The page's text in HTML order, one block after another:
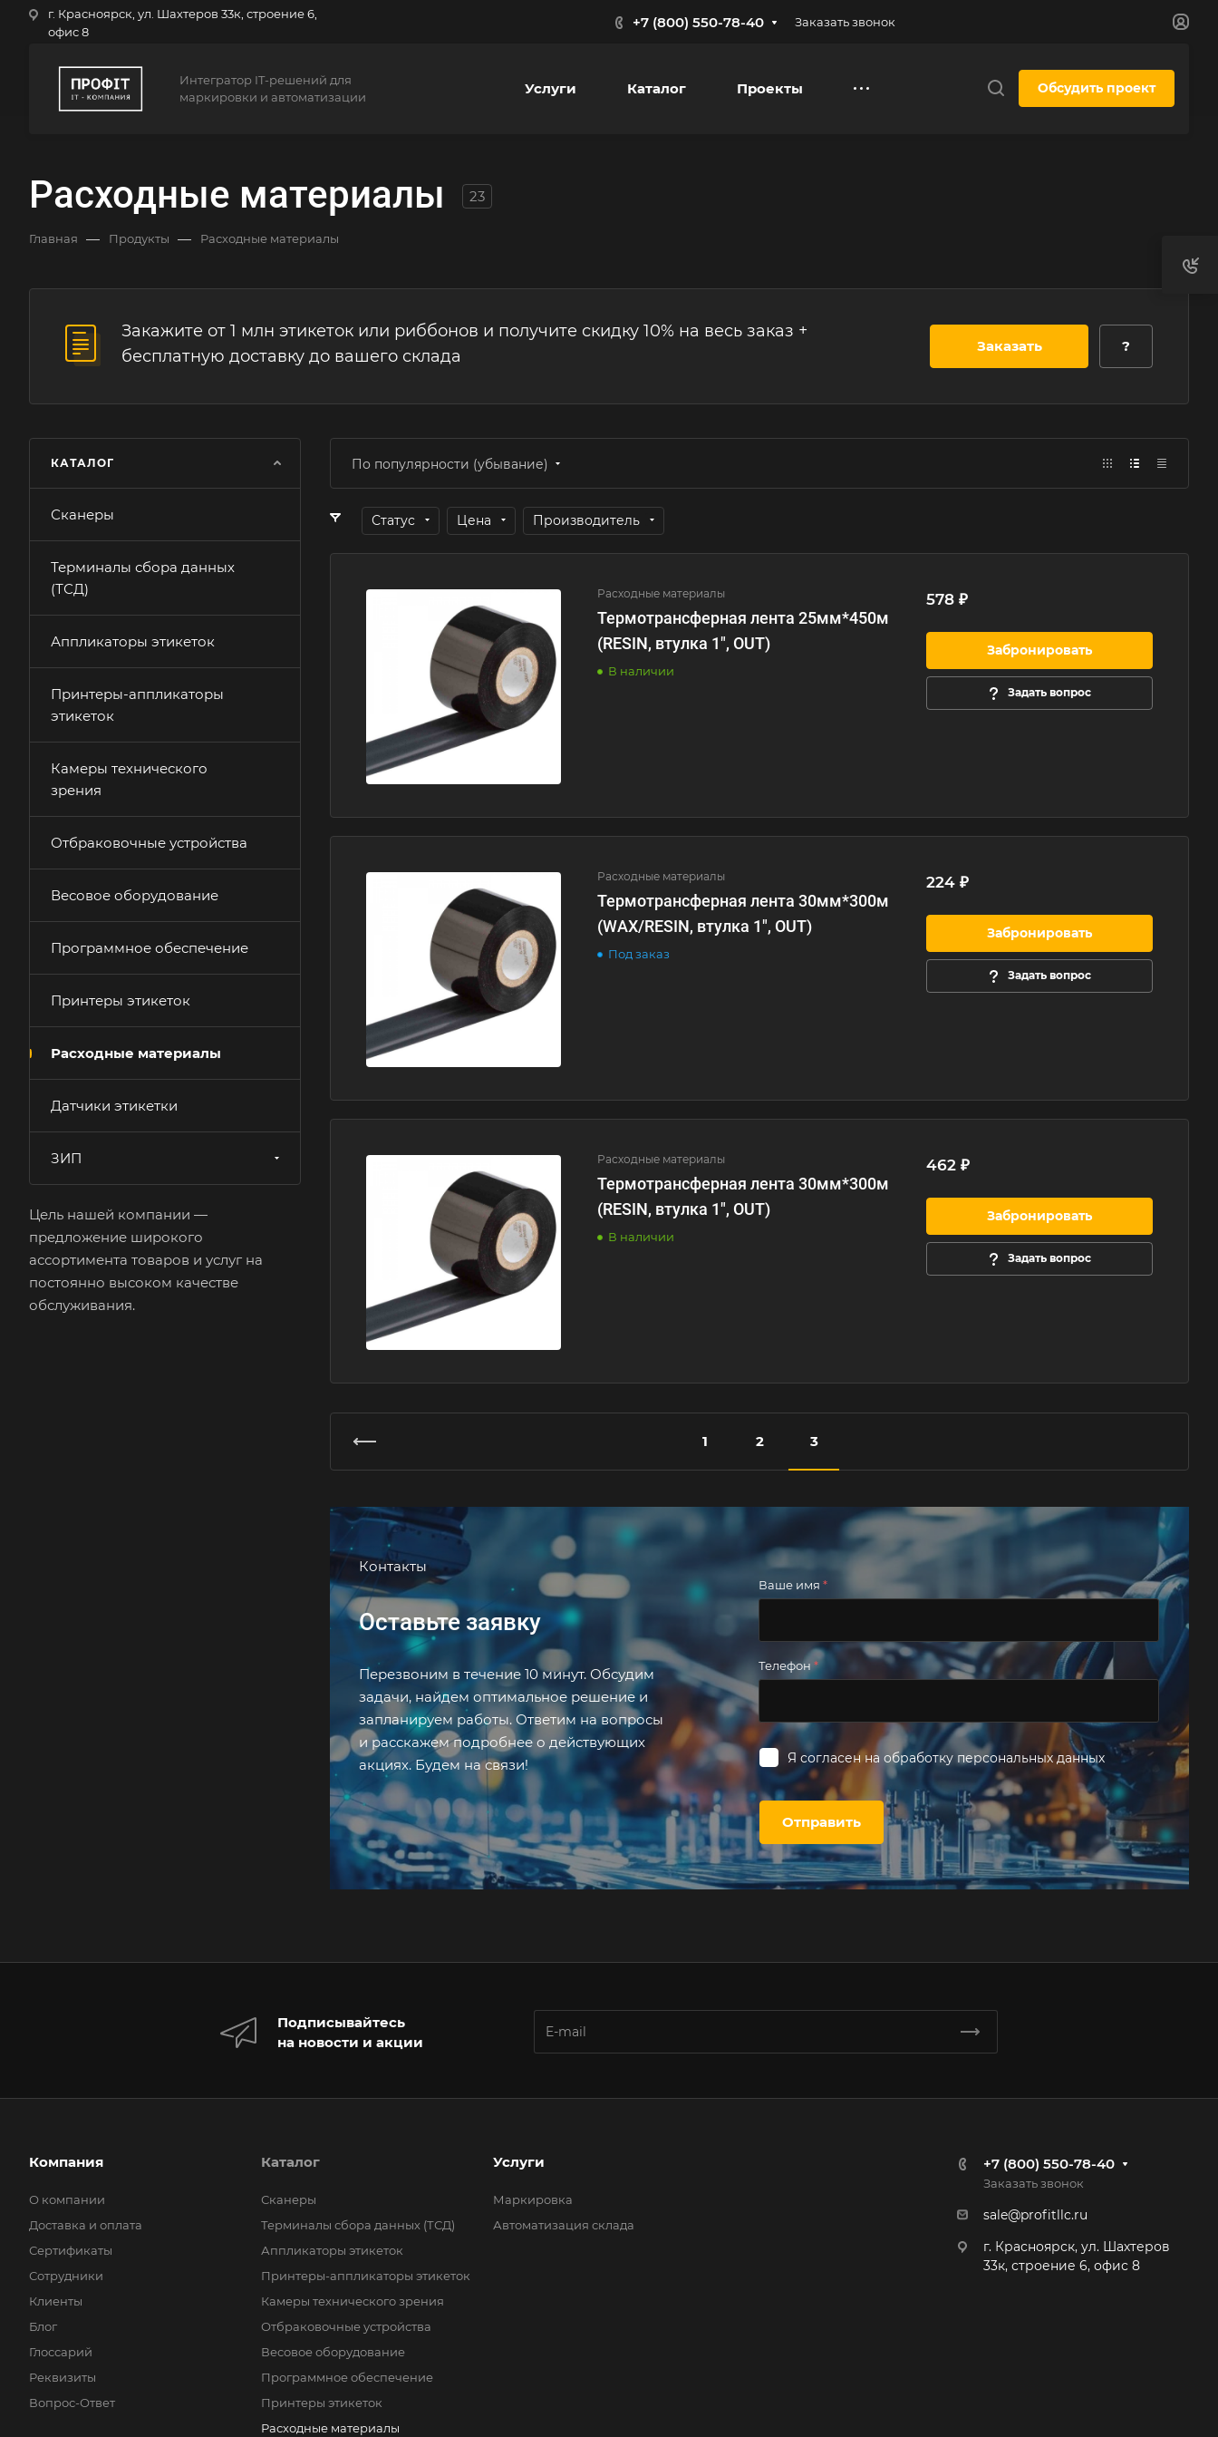
г. Красноярск, ул. Шахтеров 33к, строение 6,
офис 8
+7 (800) 550-78-40 Заказать звонок
Интегратор IT-решений для
маркировки и автоматизации
Услуги Каталог Проекты Обсудить проект
Расходные материалы 23
Главная — Продукты — Расходные материалы
Закажите от 1 млн этикеток или риббонов и получите скидку 10% на весь заказ +
бесплатную доставку до вашего склада
Заказать ?
По популярности (убывание)
Статус Цена Производитель
Расходные материалы
Термотрансферная лента 25мм*450м
(RESIN, втулка 1", OUT)
В наличии
578 ₽
Забронировать
Задать вопрос
Расходные материалы
Термотрансферная лента 30мм*300м
(WAX/RESIN, втулка 1", OUT)
Под заказ
224 ₽
Забронировать
Задать вопрос
Расходные материалы
Термотрансферная лента 30мм*300м
(RESIN, втулка 1", OUT)
В наличии
462 ₽
Забронировать
Задать вопрос
1 2 3
Контакты
Оставьте заявку
Перезвоним в течение 10 минут. Обсудим
задачи, найдем оптимальное решение и
запланируем работы. Ответим на вопросы
и расскажем подробнее о действующих
акциях. Будем на связи!
Ваше имя *
Телефон*
Я согласен на обработку персональных данных
КАТАЛОГ
Сканеры
Терминалы сбора данных
(ТСД)
Аппликаторы этикеток
Принтеры-аппликаторы
этикеток
Камеры технического
зрения
Отбраковочные устройства
Весовое оборудование
Программное обеспечение
Принтеры этикеток
Расходные материалы
Датчики этикетки
ЗИП
Цель нашей компании —
предложение широкого
ассортимента товаров и услуг на
постоянно высоком качестве
обслуживания.
Подписывайтесь
на новости и акции
Компания
О компании
Доставка и оплата
Сертификаты
Сотрудники
Клиенты
Блог
Глоссарий
Реквизиты
Вопрос-Ответ
Каталог
Сканеры
Терминалы сбора данных (ТСД)
Аппликаторы этикеток
Принтеры-аппликаторы этикеток
Камеры технического зрения
Отбраковочные устройства
Весовое оборудование
Программное обеспечение
Принтеры этикеток
Расходные материалы
Услуги
Маркировка
Автоматизация склада
+7 (800) 550-78-40
Заказать звонок
sale@profitllc.ru
г. Красноярск, ул. Шахтеров
33к, строение 6, офис 8